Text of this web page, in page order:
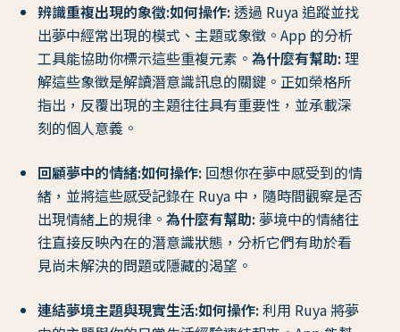
辨識重複出現的象徵:如何操作:透過 Ruya 追蹤並找
出夢中經常出現的模式、主題或象徵。App 的分析
工具能協助你標示這些重複元素。 為什麼有幫助:理
解這些象徵是解讀潛意識訊息的關鍵。正如榮格所
指出，反覆出現的主題往往具有重要性，並承載深
刻的個人意義。
回顧夢中的情緒:如何操作: 回想你在夢中感受到的情
緒，並將這些感受記錄在 Ruya 中，隨時間觀察是否
出現情緒上的規律。 為什麼有幫助:夢境中的情緒往
往直接反映內在的潛意識狀態，分析它們有助於看
見尚未解決的問題或隱藏的渴望。
連結夢境主題與現實生活:如何操作:利用 Ruya 將夢